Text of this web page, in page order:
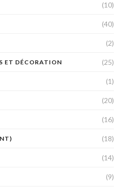
(10)
(40)
(2)
ET DÉCORATION (25)
(1)
(20)
(16)
(18)
(14)
(9)